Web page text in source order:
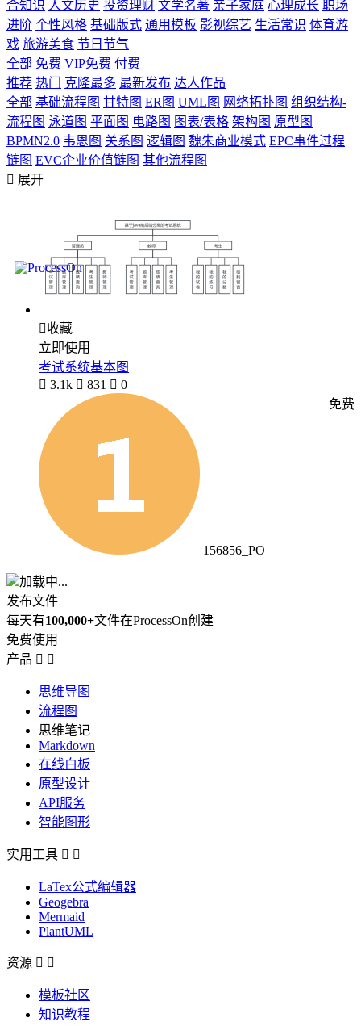
合知识 人文历史 投资理财 文学名著 亲子家庭 心理成长 职场
进阶 个性风格 基础版式 通用模板 影视综艺 生活常识 体育游
戏 旅游美食 节日节气
全部 免费 VIP免费 付费
推荐 热门 克隆最多 最新发布 达人作品
全部 基础流程图 甘特图 ER图 UML图 网络拓扑图 组织结构-
流程图 泳道图 平面图 电路图 图表/表格 架构图 原型图
BPMN2.0 韦恩图 关系图 逻辑图 魏朱商业模式 EPC事件过程
链图 EVC企业价值链图 其他流程图
 展开
收藏
立即使用
考试系统基本图
 3.1k  831  0
156856_PO
免费
加载中...
发布文件
每天有100,000+文件在ProcessOn创建
免费使用
产品  
思维导图
流程图
思维笔记
Markdown
在线白板
原型设计
API服务
智能图形
实用工具  
LaTex公式编辑器
Geogebra
Mermaid
PlantUML
资源  
模板社区
知识教程